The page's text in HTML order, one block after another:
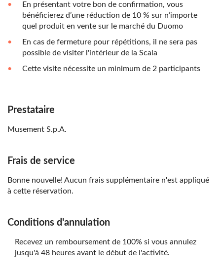
En présentant votre bon de confirmation, vous
bénéficierez d’une réduction de 10 % sur n’importe
quel produit en vente sur le marché du Duomo
En cas de fermeture pour répétitions, il ne sera pas
possible de visiter l'intérieur de la Scala
Cette visite nécessite un minimum de 2 participants
Prestataire
Musement S.p.A.
Frais de service
Bonne nouvelle! Aucun frais supplémentaire n'est appliqué
à cette réservation.
Conditions d'annulation
Recevez un remboursement de 100% si vous annulez
jusqu'à 48 heures avant le début de l'activité.